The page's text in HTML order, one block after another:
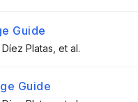
Guide
Platas , et al.
Guide